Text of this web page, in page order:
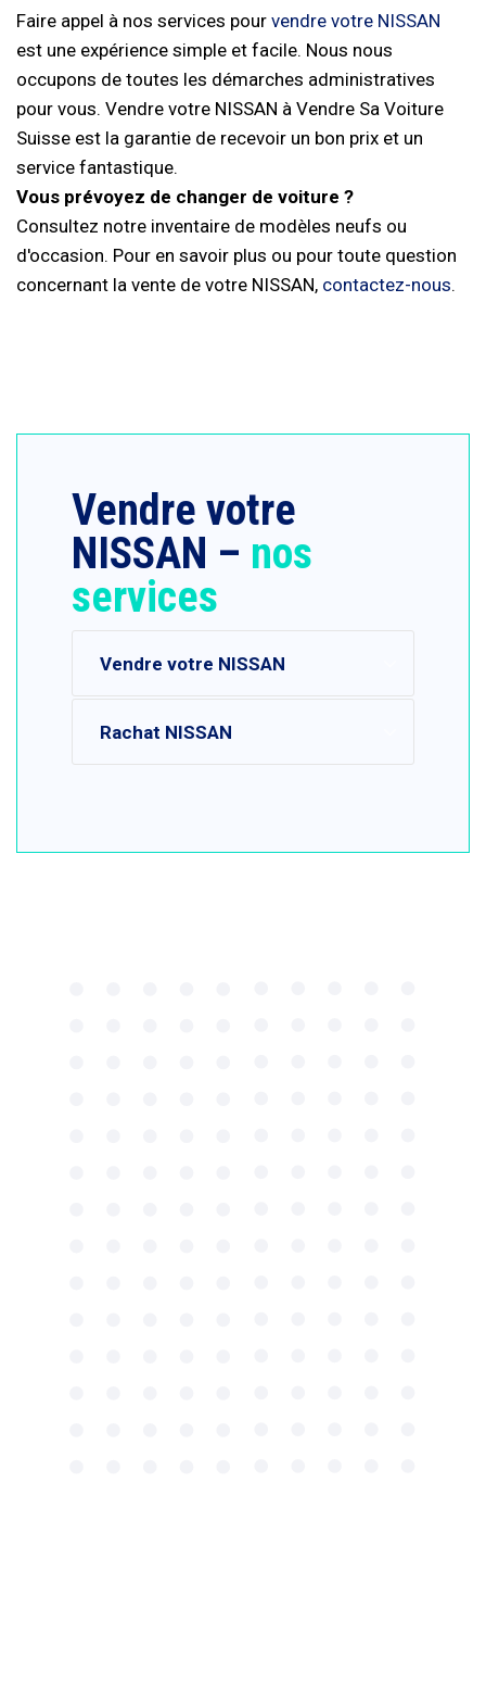
Faire appel à nos services pour vendre votre NISSAN
est une expérience simple et facile. Nous nous
occupons de toutes les démarches administratives
pour vous. Vendre votre NISSAN à Vendre Sa Voiture
Suisse est la garantie de recevoir un bon prix et un
service fantastique.
Vous prévoyez de changer de voiture ?
Consultez notre inventaire de modèles neufs ou
d'occasion. Pour en savoir plus ou pour toute question
concernant la vente de votre NISSAN, contactez-nous.
Vendre votre
NISSAN – nos
services
Vendre votre NISSAN
Rachat NISSAN